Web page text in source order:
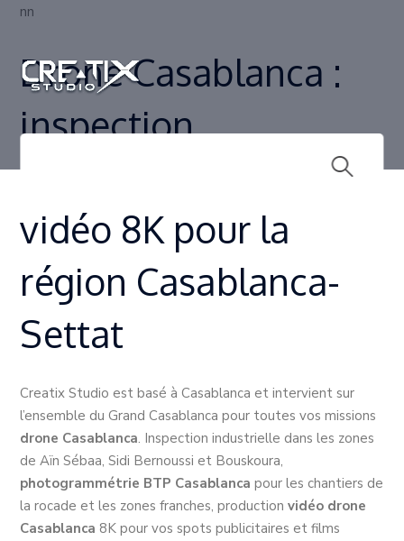
nn
Drone Casablanca :
inspection
industrielle, BTP et
vidéo 8K pour la
région Casablanca-
Settat
Creatix Studio est basé à Casablanca et intervient sur
l’ensemble du Grand Casablanca pour toutes vos missions
drone Casablanca. Inspection industrielle dans les zones
de Aïn Sébaa, Sidi Bernoussi et Bouskoura,
photogrammétrie BTP Casablanca pour les chantiers de
la rocade et les zones franches, productionvidéo drone
Casablanca 8K pour vos spots publicitaires et films